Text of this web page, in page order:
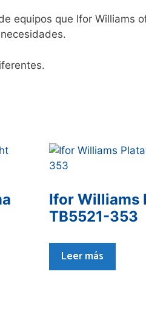
equipos que Ifor Williams
Ifor Williams
TB5521-353
Leer más